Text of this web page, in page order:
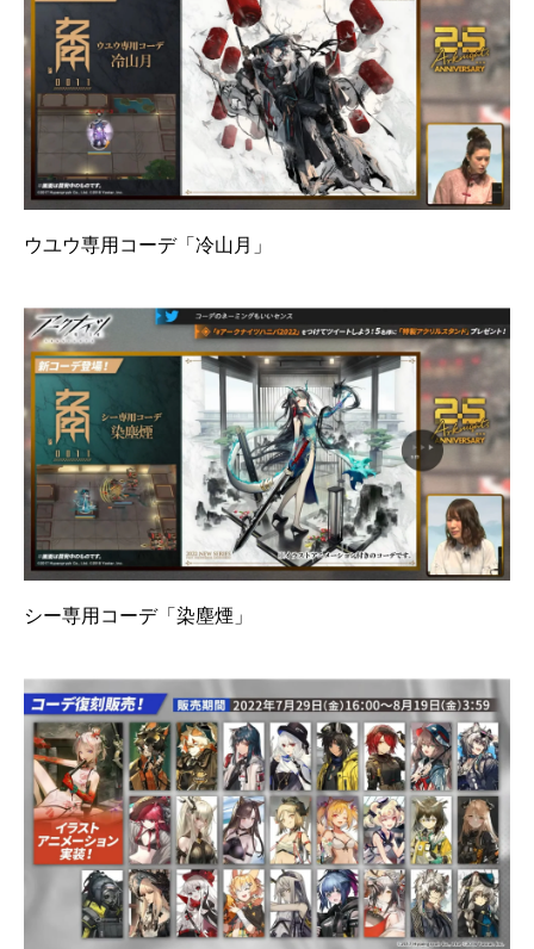
ウユウ専用コーデ「冷山月」
シー専用コーデ「染塵煙」